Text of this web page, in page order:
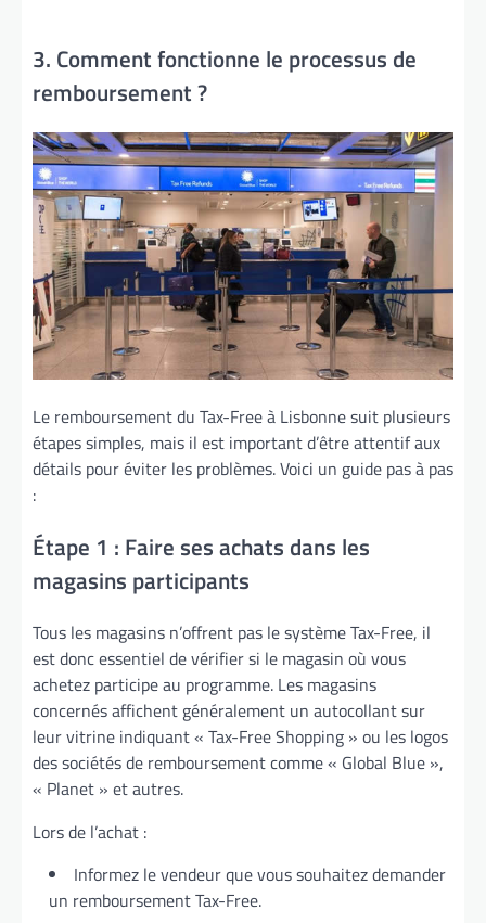
3. Comment fonctionne le processus de
remboursement ?
Le remboursement du Tax-Free à Lisbonne suit plusieurs
étapes simples, mais il est important d’être attentif aux
détails pour éviter les problèmes. Voici un guide pas à pas
:
Étape 1 : Faire ses achats dans les
magasins participants
Tous les magasins n’offrent pas le système Tax-Free, il
est donc essentiel de vérifier si le magasin où vous
achetez participe au programme. Les magasins
concernés affichent généralement un autocollant sur
leur vitrine indiquant « Tax-Free Shopping » ou les logos
des sociétés de remboursement comme « Global Blue »,
« Planet » et autres.
Lors de l’achat :
Informez le vendeur que vous souhaitez demander
un remboursement Tax-Free.